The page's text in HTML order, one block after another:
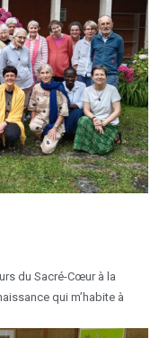
du Sacré-Cœur à la
qui m’habite à